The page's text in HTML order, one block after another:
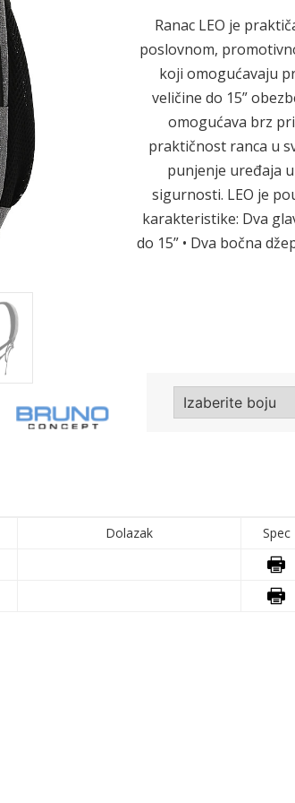
Ranac LEO je
poslovnom,
koji omogućavaju
veličine do 15”
omogućava brz
praktičnost ranca u
punjenje uređaja
sigurnosti. LEO je
karakteristike: Dva
do 15” • Dva bočna
Dolazak
Spec